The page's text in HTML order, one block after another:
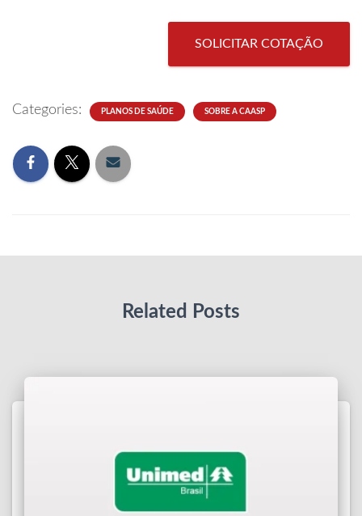
SOLICITAR COTAÇÃO
Categories: PLANOS DE SAÚDE SOBRE A CAASP
Related Posts